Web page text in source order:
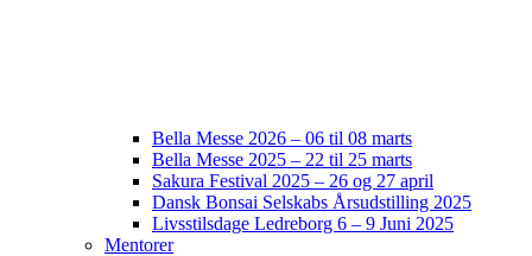
Bella Messe 2026 – 06 til 08 marts
Bella Messe 2025 – 22 til 25 marts
Sakura Festival 2025 – 26 og 27 april
Dansk Bonsai Selskabs Årsudstilling 2025
Livsstilsdage Ledreborg 6 – 9 Juni 2025
Mentorer